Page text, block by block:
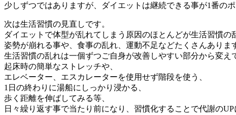
少しずつではありますが、ダイエットは継続できる事が1番のポ
次は生活習慣の見直しです。
ダイエットで体型が乱れてしまう原因のほとんどが生活習慣の
姿勢が崩れる事や、食事の乱れ、運動不足などたくさんありま
生活習慣の乱れは一個ずつご自身が改善しやすい部分から変え
起床時の簡単なストレッチや、
エレベーター、エスカレーターを使用せず階段を使う、
1日の終わりに湯船にしっかり浸かる、
歩く距離を伸ばしてみる等、
日々繰り返す事で当たり前になり、習慣化することで代謝のUP